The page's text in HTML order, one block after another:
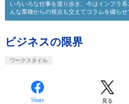
いろいろな仕事を渡り歩き、今はインフラ
んな業種からの視点も交えてコラムを綴らせ
ビジネスの限界
ワークスタイル
Share 見る